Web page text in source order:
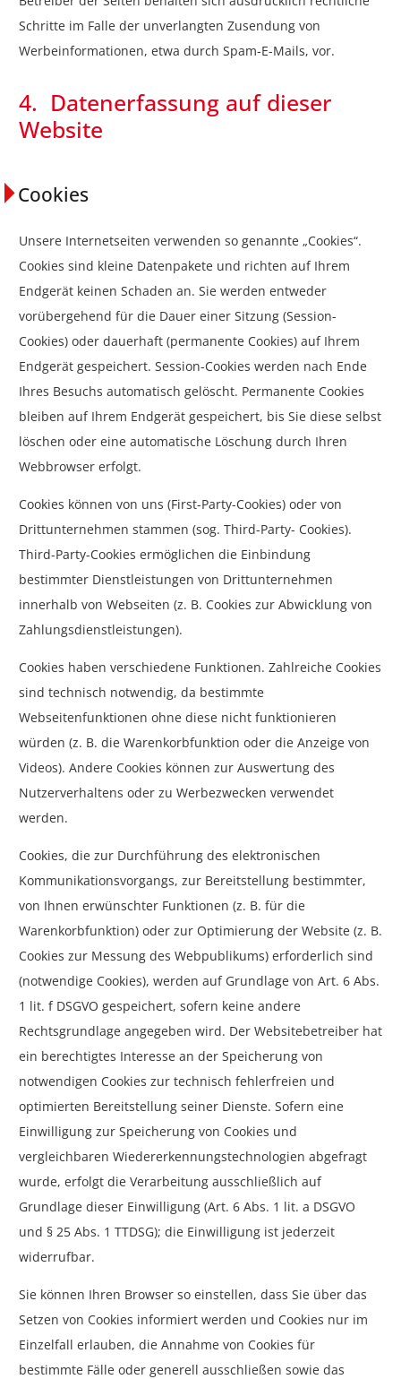
Schritte im Falle der unverlangten Zusendung von
Werbeinformationen, etwa durch Spam-E-Mails, vor.
4. Datenerfassung auf dieser
Website
Cookies
Unsere Internetseiten verwenden so genannte „Cookies“.
Cookies sind kleine Datenpakete und richten auf Ihrem
Endgerät keinen Schaden an. Sie werden entweder
vorübergehend für die Dauer einer Sitzung (Session-
Cookies) oder dauerhaft (permanente Cookies) auf Ihrem
Endgerät gespeichert. Session-Cookies werden nach Ende
Ihres Besuchs automatisch gelöscht. Permanente Cookies
bleiben auf Ihrem Endgerät gespeichert, bis Sie diese selbst
löschen oder eine automatische Löschung durch Ihren
Webbrowser erfolgt.
Cookies können von uns (First-Party-Cookies) oder von
Drittunternehmen stammen (sog. Third-Party- Cookies).
Third-Party-Cookies ermöglichen die Einbindung
bestimmter Dienstleistungen von Drittunternehmen
innerhalb von Webseiten (z. B. Cookies zur Abwicklung von
Zahlungsdienstleistungen).
Cookies haben verschiedene Funktionen. Zahlreiche Cookies
sind technisch notwendig, da bestimmte
Webseitenfunktionen ohne diese nicht funktionieren
würden (z. B. die Warenkorbfunktion oder die Anzeige von
Videos). Andere Cookies können zur Auswertung des
Nutzerverhaltens oder zu Werbezwecken verwendet
werden.
Cookies, die zur Durchführung des elektronischen
Kommunikationsvorgangs, zur Bereitstellung bestimmter,
von Ihnen erwünschter Funktionen (z. B. für die
Warenkorbfunktion) oder zur Optimierung der Website (z. B.
Cookies zur Messung des Webpublikums) erforderlich sind
(notwendige Cookies), werden auf Grundlage von Art. 6 Abs.
1 lit. f DSGVO gespeichert, sofern keine andere
Rechtsgrundlage angegeben wird. Der Websitebetreiber hat
ein berechtigtes Interesse an der Speicherung von
notwendigen Cookies zur technisch fehlerfreien und
optimierten Bereitstellung seiner Dienste. Sofern eine
Einwilligung zur Speicherung von Cookies und
vergleichbaren Wiedererkennungstechnologien abgefragt
wurde, erfolgt die Verarbeitung ausschließlich auf
Grundlage dieser Einwilligung (Art. 6 Abs. 1 lit. a DSGVO
und § 25 Abs. 1 TTDSG); die Einwilligung ist jederzeit
widerrufbar.
Sie können Ihren Browser so einstellen, dass Sie über das
Setzen von Cookies informiert werden und Cookies nur im
Einzelfall erlauben, die Annahme von Cookies für
bestimmte Fälle oder generell ausschließen sowie das